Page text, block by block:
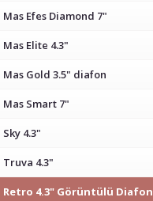
Mas Efes Diamond 7"
Mas Elite 4.3"
Mas Gold 3.5" diafon
Mas Smart 7"
Sky 4.3"
Truva 4.3"
Retro 4.3" Görüntülü Diafon